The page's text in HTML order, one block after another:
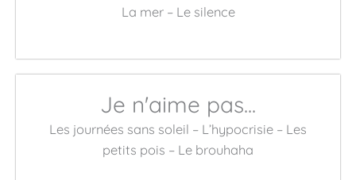
La mer – Le silence
Je n'aime pas...
Les journées sans soleil – L’hypocrisie – Les
petits pois – Le brouhaha